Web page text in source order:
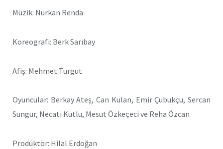
Müzik: Nurkan Renda
Koreografi: Berk Sarıbay
Afiş: Mehmet Turgut
Oyuncular: Berkay Ateş, Can Kulan, Emir Çubukçu, Sercan
Sungur, Necati Kutlu, Mesut Özkeçeci ve Reha Özcan
Prodüktör: Hilal Erdoğan